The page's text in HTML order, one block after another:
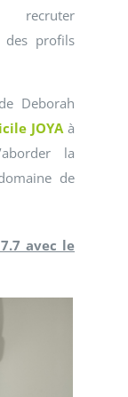
des profils
Deborah
JOYA à
la
de
avec le